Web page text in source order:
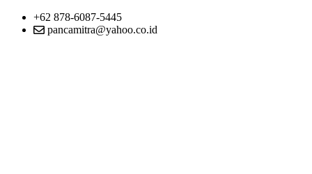
+62 878-6087-5445
pancamitra@yahoo.co.id